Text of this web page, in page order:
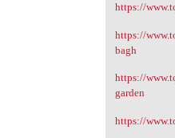
https://
https://
bagh
https://
garden
https://